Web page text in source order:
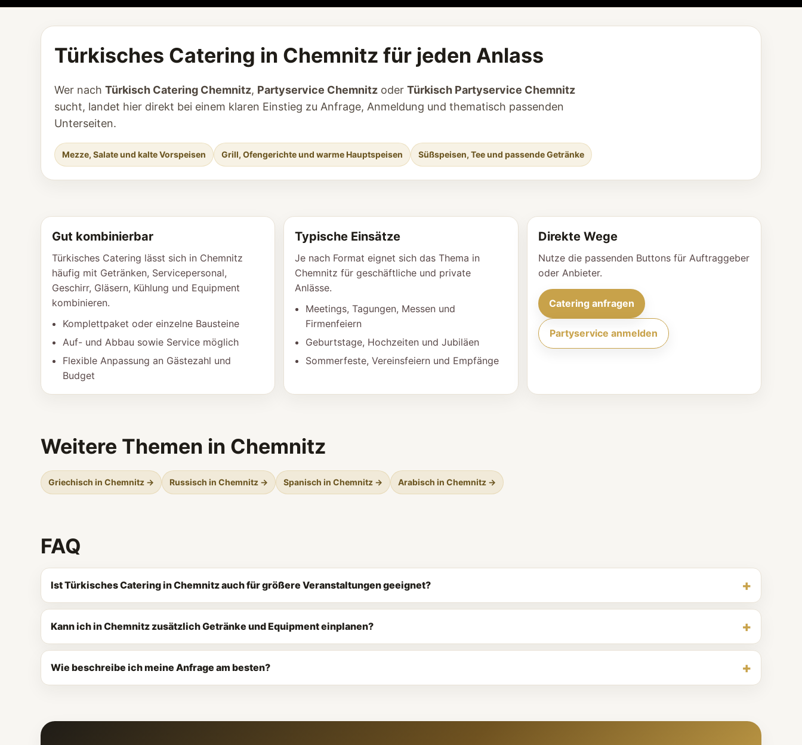
Türkisches Catering in Chemnitz für jeden Anlass
Wer nach Türkisch Catering Chemnitz, Partyservice Chemnitz oder Türkisch Partyservice Chemnitz
sucht, landet hier direkt bei einem klaren Einstieg zu Anfrage, Anmeldung und thematisch passenden
Unterseiten.
Mezze, Salate und kalte Vorspeisen Grill, Ofengerichte und warme Hauptspeisen Süßspeisen, Tee und passende Getränke
Gut kombinierbar
Türkisches Catering lässt sich in Chemnitz
häufig mit Getränken, Servicepersonal,
Geschirr, Gläsern, Kühlung und Equipment
kombinieren.
Komplettpaket oder einzelne Bausteine
Auf- und Abbau sowie Service möglich
Flexible Anpassung an Gästezahl und
Budget
Typische Einsätze
Je nach Format eignet sich das Thema in
Chemnitz für geschäftliche und private
Anlässe.
Meetings, Tagungen, Messen und
Firmenfeiern
Geburtstage, Hochzeiten und Jubiläen
Sommerfeste, Vereinsfeiern und Empfänge
Direkte Wege
Nutze die passenden Buttons für Auftraggeber
oder Anbieter.
Catering anfragen
Partyservice anmelden
Weitere Themen in Chemnitz
Griechisch in Chemnitz → Russisch in Chemnitz → Spanisch in Chemnitz → Arabisch in Chemnitz →
FAQ
Ist Türkisches Catering in Chemnitz auch für größere Veranstaltungen geeignet?
Kann ich in Chemnitz zusätzlich Getränke und Equipment einplanen?
Wie beschreibe ich meine Anfrage am besten?